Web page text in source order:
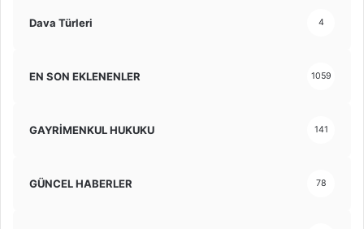
Dava Türleri 4
EN SON EKLENENLER 1059
GAYRİMENKUL HUKUKU 141
GÜNCEL HABERLER 78